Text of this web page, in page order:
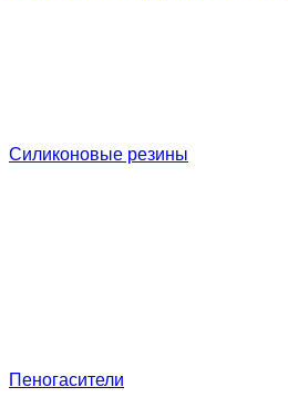
Силиконовые резины
Пеногасители